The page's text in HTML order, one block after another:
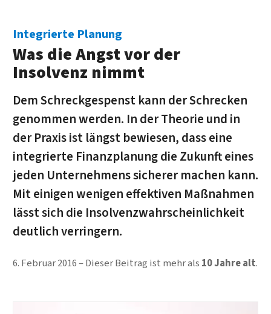
Integrierte Planung
Was die Angst vor der
Insolvenz nimmt
Dem Schreckgespenst kann der Schrecken
genommen werden. In der Theorie und in
der Praxis ist längst bewiesen, dass eine
integrierte Finanzplanung die Zukunft eines
jeden Unternehmens sicherer machen kann.
Mit einigen wenigen effektiven Maßnahmen
lässt sich die Insolvenzwahrscheinlichkeit
deutlich verringern.
6. Februar 2016 Dieser Beitrag ist mehr als 10 Jahre alt.